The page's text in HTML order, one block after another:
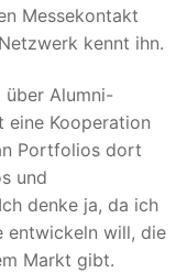
Messekontakt
kennt ihn.
Alumni-
eine Kooperation
Portfolios dort
und
denke ja, da ich
entwickeln will, die
Markt gibt.